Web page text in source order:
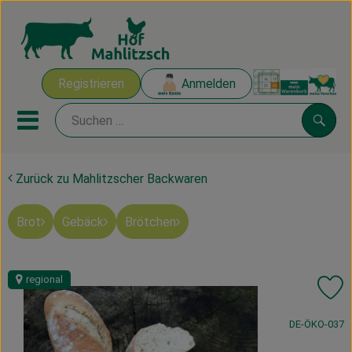
Registrieren Anmelden
Mobiles Menu öffnen oder
Ökokisten
Mahlitzscher Produkte
Ökokisten
Obst & Gemüse
Zurück zu Mahlitzscher Backwaren
Brot Gebäck Brötchen
regional
,DE-ÖKO-037